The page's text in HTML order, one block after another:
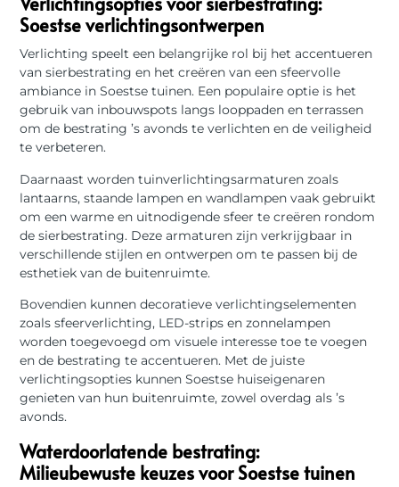
Soestse verlichtingsontwerpen
Verlichting speelt een belangrijke rol bij het accentueren
van sierbestrating en het creëren van een sfeervolle
ambiance in Soestse tuinen. Een populaire optie is het
gebruik van inbouwspots langs looppaden en terrassen
om de bestrating ’s avonds te verlichten en de veiligheid
te verbeteren.
Daarnaast worden tuinverlichtingsarmaturen zoals
lantaarns, staande lampen en wandlampen vaak gebruikt
om een warme en uitnodigende sfeer te creëren rondom
de sierbestrating. Deze armaturen zijn verkrijgbaar in
verschillende stijlen en ontwerpen om te passen bij de
esthetiek van de buitenruimte.
Bovendien kunnen decoratieve verlichtingselementen
zoals sfeerverlichting, LED-strips en zonnelampen
worden toegevoegd om visuele interesse toe te voegen
en de bestrating te accentueren. Met de juiste
verlichtingsopties kunnen Soestse huiseigenaren
genieten van hun buitenruimte, zowel overdag als ’s
avonds.
Waterdoorlatende bestrating:
Milieubewuste keuzes voor Soestse tuinen